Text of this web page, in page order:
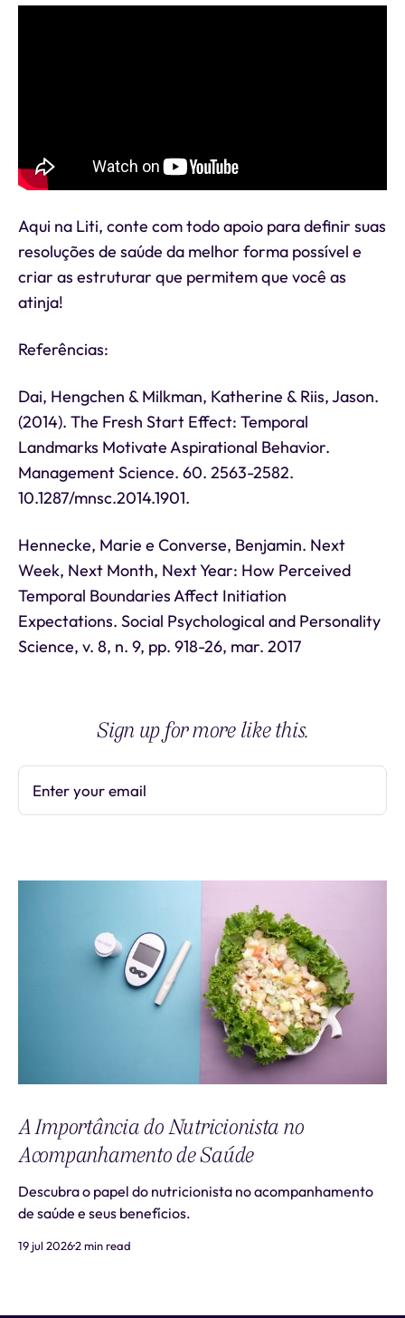
Aqui na Liti, conte com todo apoio para definir suas
resoluções de saúde da melhor forma possível e
criar as estruturar que permitem que você as
atinja!
Referências:
Dai, Hengchen & Milkman, Katherine & Riis, Jason.
(2014). The Fresh Start Effect: Temporal
Landmarks Motivate Aspirational Behavior.
Management Science. 60. 2563-2582.
10.1287/mnsc.2014.1901.
Hennecke, Marie e Converse, Benjamin. Next
Week, Next Month, Next Year: How Perceived
Temporal Boundaries Affect Initiation
Expectations. Social Psychological and Personality
Science, v. 8, n. 9, pp. 918-26, mar. 2017
Sign up for more like this.
Enter your email
A Importância do Nutricionista no
Acompanhamento de Saúde
Descubra o papel do nutricionista no acompanhamento
de saúde e seus benefícios.
19 jul 20262 min read